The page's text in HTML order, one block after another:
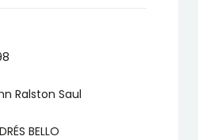
Ralston Saul
BELLO